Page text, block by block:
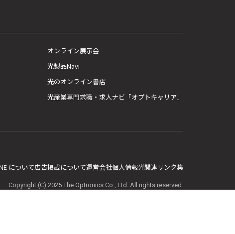
オンライン展示会
光製品Navi
光のオンライン書店
光産業専門求職・求人ナビ「オプトキャリア」
について広告掲載について運営会社個人情報光関連リンク集
Copyright (C) 2025 The Optronics Co., Ltd. All rights reserved.